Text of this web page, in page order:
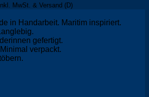
MwSt. & Versand (D)
in Handarbeit. Maritim inspiriert.
gefertigt.
verpackt.